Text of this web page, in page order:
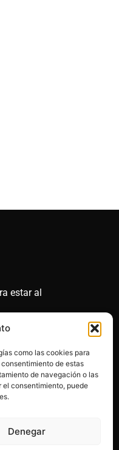
como las cookies para
de estas
de navegación o las
consentimiento, puede
Denegar
estar al